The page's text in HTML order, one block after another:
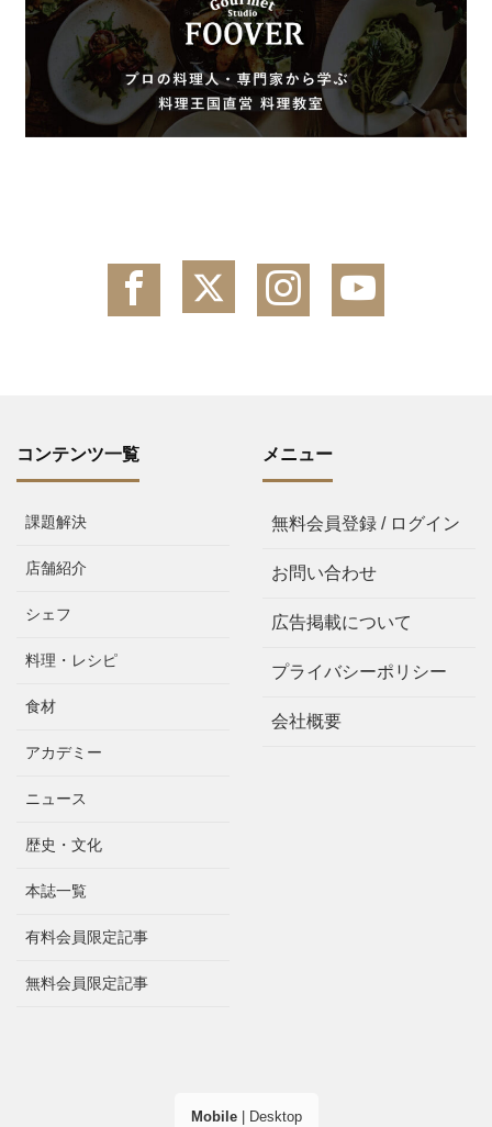
コンテンツ一覧
課題解決
店舗紹介
シェフ
料理・レシピ
食材
アカデミー
ニュース
歴史・文化
本誌一覧
有料会員限定記事
無料会員限定記事
メニュー
無料会員登録 / ログイン
お問い合わせ
広告掲載について
プライバシーポリシー
会社概要
Mobile| Desktop